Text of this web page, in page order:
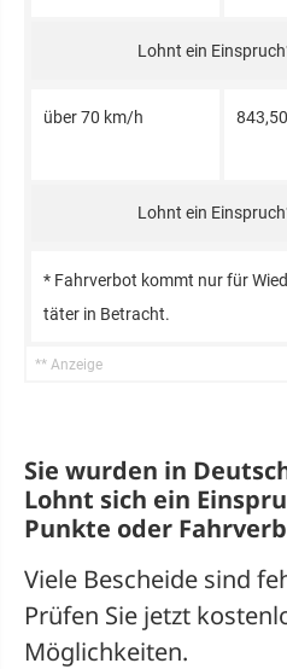
über 70 km/h
* Fahr­verbot kommt nur für
täter in Be­tracht.
Sie wurden in
Lohnt sich ein
Punkte oder
Viele Bescheide sind
Prüfen Sie jetzt
Möglichkeiten.